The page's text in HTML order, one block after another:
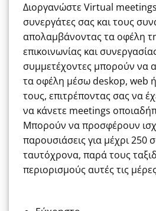
Διοργανώστε Virtual
συνεργάτες σας και τους
απολαμβάνοντας τα οφέλη
επικοινωνίας και
συμμετέχοντες μπορούν να
τα οφέλη μέσω deskop, web
τους, επιτρέποντας σας να
να κάνετε meetings
Mπορούν να προσφέρουν
παρουσιάσεις για μέχρι 250
ταυτόχρονα, παρά τους
περιορισμούς αυτές τις